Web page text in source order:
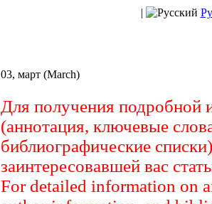
|
03, март (March)
Для получения подробной
(аннотация, ключевые
библиографические
заинтересовавшей вас
For detailed information on